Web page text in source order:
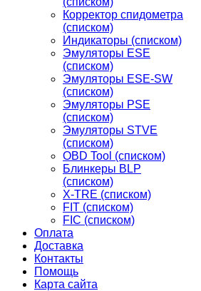
Корректор спидометра
(списком)
Индикаторы (списком)
Эмуляторы ESE
(списком)
Эмуляторы ESE-SW
(списком)
Эмуляторы PSE
(списком)
Эмуляторы STVE
(списком)
OBD Tool (списком)
Блинкеры BLP
(списком)
X-TRE (списком)
FIT (списком)
FIC (списком)
Оплата
Доставка
Контакты
Помощь
Карта сайта